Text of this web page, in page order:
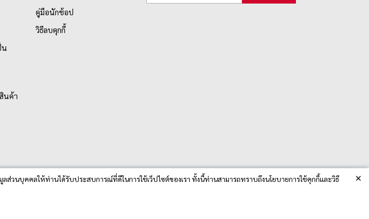
วนบุคคลให้ท่านได้รับประสบการณ์ที่ดีในการใช้เว็ปไซต์ของเรา ทั้งนี้ท่านสามารถทราบถึงนโยบายการใช้คุกกี้และวิธี
×
น
นค้า
คู่มือนักช้อป
วิธีลบคุกกี้